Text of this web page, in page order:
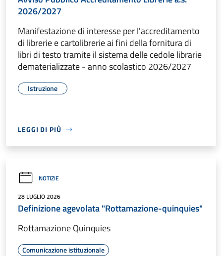
2026/2027
Manifestazione di interesse per l'accreditamento
di librerie e cartolibrerie ai fini della fornitura di
libri di testo tramite il sistema delle cedole librarie
dematerializzate - anno scolastico 2026/2027
Istruzione
LEGGI DI PIÙ
NOTIZIE
28 LUGLIO 2026
Definizione agevolata "Rottamazione-quinquies"
Rottamazione Quinquies
Comunicazione istituzionale